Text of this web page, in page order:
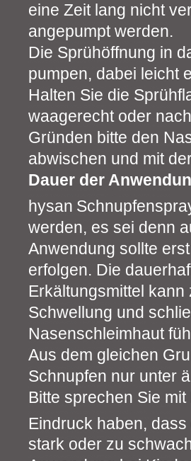
eine Zeit lang nicht
angepumpt werden.
Die Sprühöffnung in
pumpen, dabei leicht
Halten Sie die
waagerecht oder
Gründen bitte den
abwischen und mit
Dauer der
hysan
werden, es sei denn
Anwendung sollte
erfolgen. Die
Erkältungsmittel
Schwellung und
Nasenschleimhaut
Aus dem gleichen
Schnupfen nur unter
Bitte sprechen Sie
Eindruck haben,
stark oder zu